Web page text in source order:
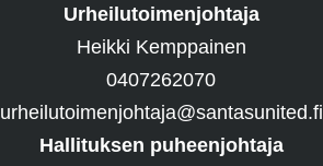
Urheilutoimenjohtaja
Heikki Kemppainen
0407262070
urheilutoimenjohtaja@santasunited.fi
Hallituksen puheenjohtaja